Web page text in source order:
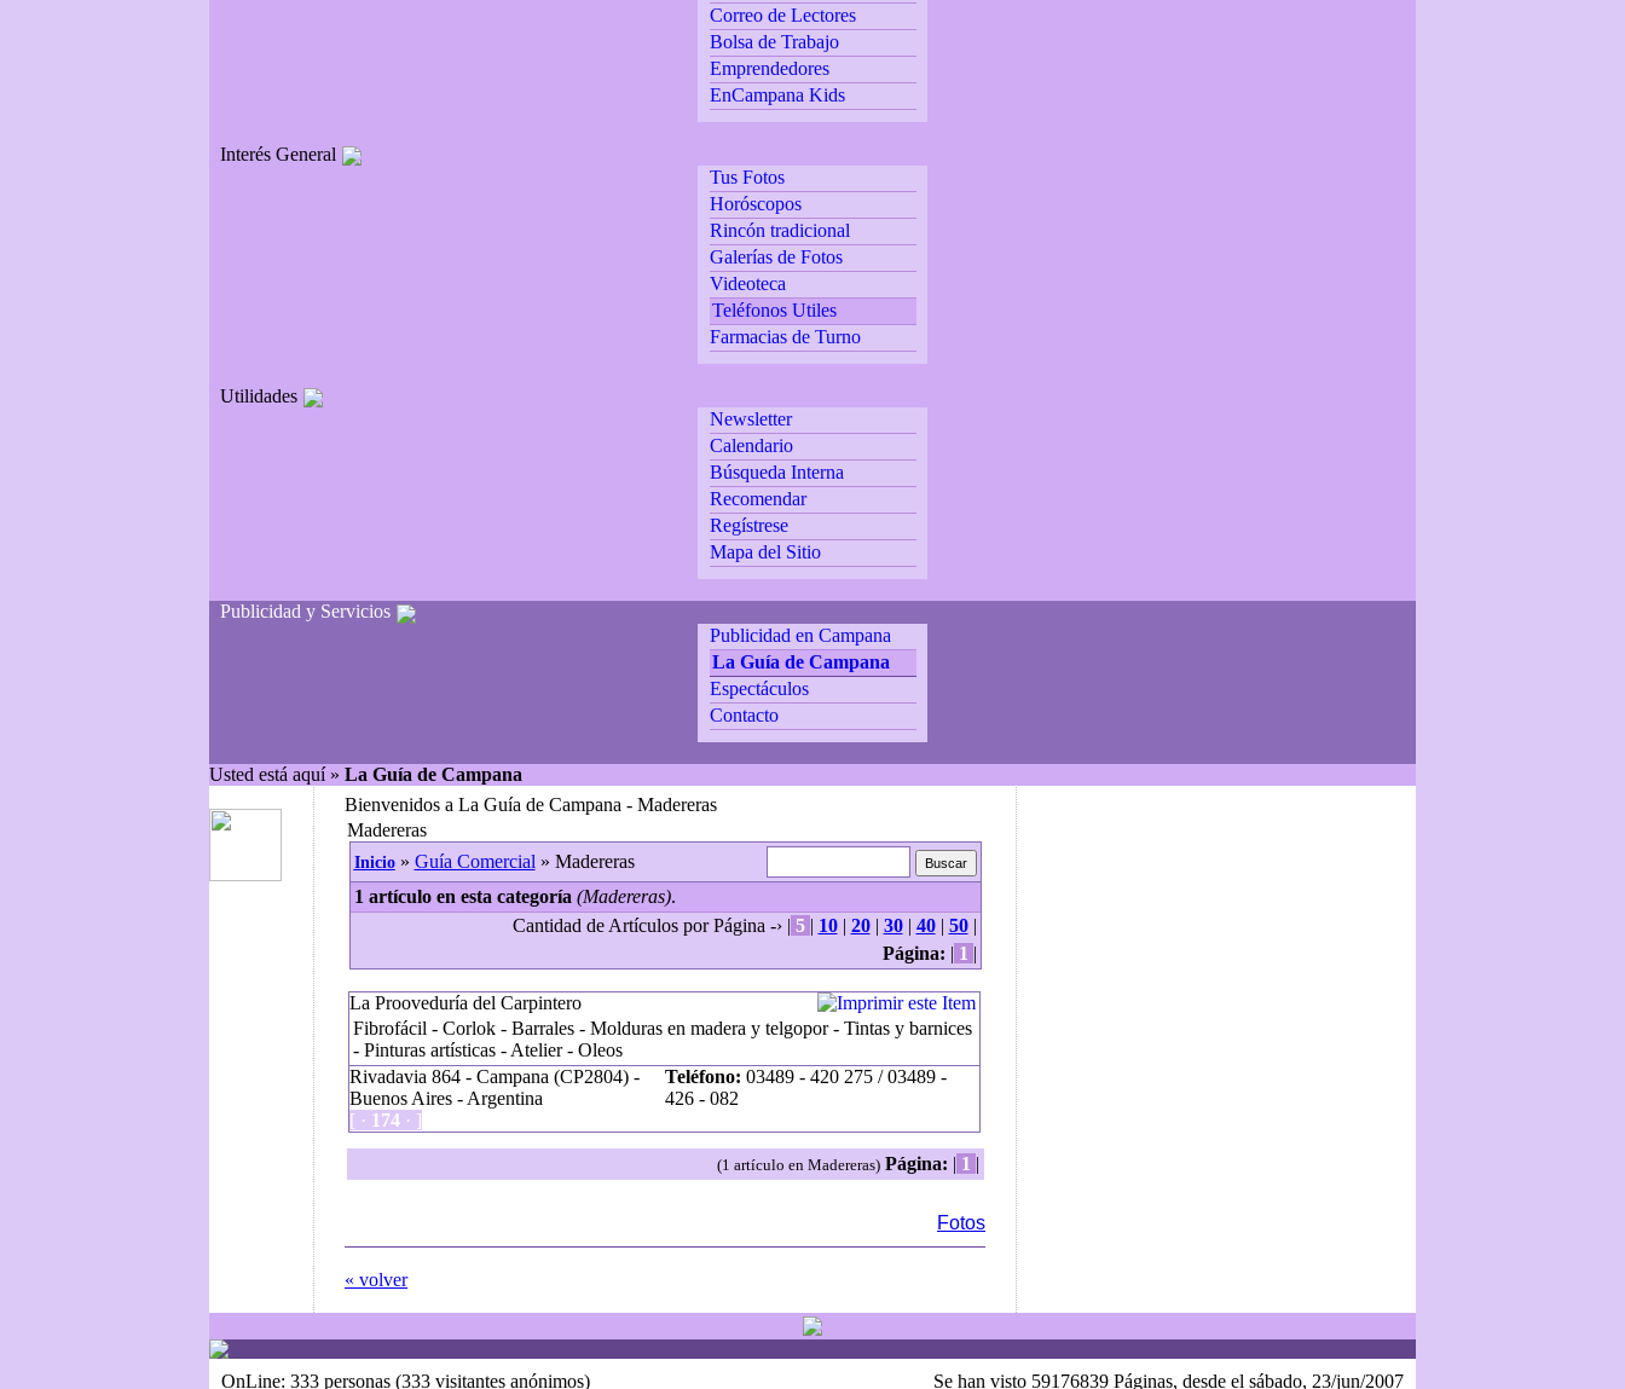
Correo de Lectores
Bolsa de Trabajo
Emprendedores
EnCampana Kids
Interés General
Tus Fotos
Horóscopos
Rincón tradicional
Galerías de Fotos
Videoteca
Teléfonos Utiles
Farmacias de Turno
Utilidades
Newsletter
Calendario
Búsqueda Interna
Recomendar
Regístrese
Mapa del Sitio
Publicidad y Servicios
Publicidad en Campana
La Guía de Campana
Espectáculos
Contacto
Usted está aquí » La Guía de Campana
Bienvenidos a La Guía de Campana - Madereras
Madereras
Inicio» Guía Comercial » Madereras
1 artículo en esta categoría (Madereras).
Cantidad de Artículos por Página -› | 5 | 10| 20| 30| 40| 50|
Página: | 1 |
La Prooveduría del Carpintero
Fibrofácil - Corlok - Barrales - Molduras en madera y telgopor - Tintas y barnices
- Pinturas artísticas - Atelier - Oleos
Rivadavia 864 - Campana (CP2804) -
Buenos Aires - Argentina
[ · 174 · ]
Teléfono: 03489 - 420 275 / 03489 -
426 - 082
(1 artículo en Madereras) Página: | 1 |
Fotos
« volver
Se han visto 59176839 Páginas, desde el sábado, 23/jun/2007
OnLine: 333 personas (333 visitantes anónimos)